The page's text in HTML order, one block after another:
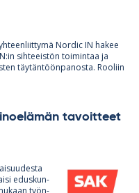
Nor­dic IN ha­kee
sih­tee­is­tön toi­min­taa ja
täy­tän­töön­pa­nosta. Roo­liin
ta­voit­teet
edus­kun­